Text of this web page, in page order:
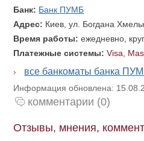
Банк: Банк ПУМБ
Адрес: Киев, ул. Богдана
Время работы:ежедневно,
Платежные системы:Visa,
все банкоматы банка
Информация обновлена:
комментарии (0)
Отзывы, мнения,